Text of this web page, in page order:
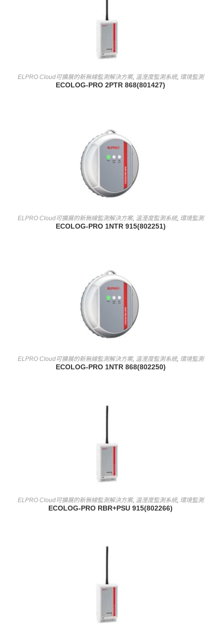
查看內容
ELPRO Cloud可擴展的新無線監測解決方案, 溫溼度監測系統, 環境監測
ECOLOG-PRO 2PTR 868(801427)
查看內容
ELPRO Cloud可擴展的新無線監測解決方案, 溫溼度監測系統, 環境監測
ECOLOG-PRO 1NTR 915(802251)
查看內容
ELPRO Cloud可擴展的新無線監測解決方案, 溫溼度監測系統, 環境監測
ECOLOG-PRO 1NTR 868(802250)
查看內容
ELPRO Cloud可擴展的新無線監測解決方案, 溫溼度監測系統, 環境監測
ECOLOG-PRO RBR+PSU 915(802266)